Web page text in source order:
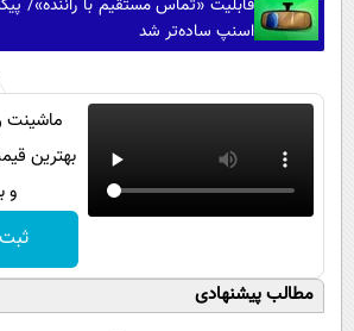
قابلیت «تماس مستقیم با راننده»/
اسنپ ساده‌تر شد
ماشینت
بهترین
و
مطالب پیشنهادی